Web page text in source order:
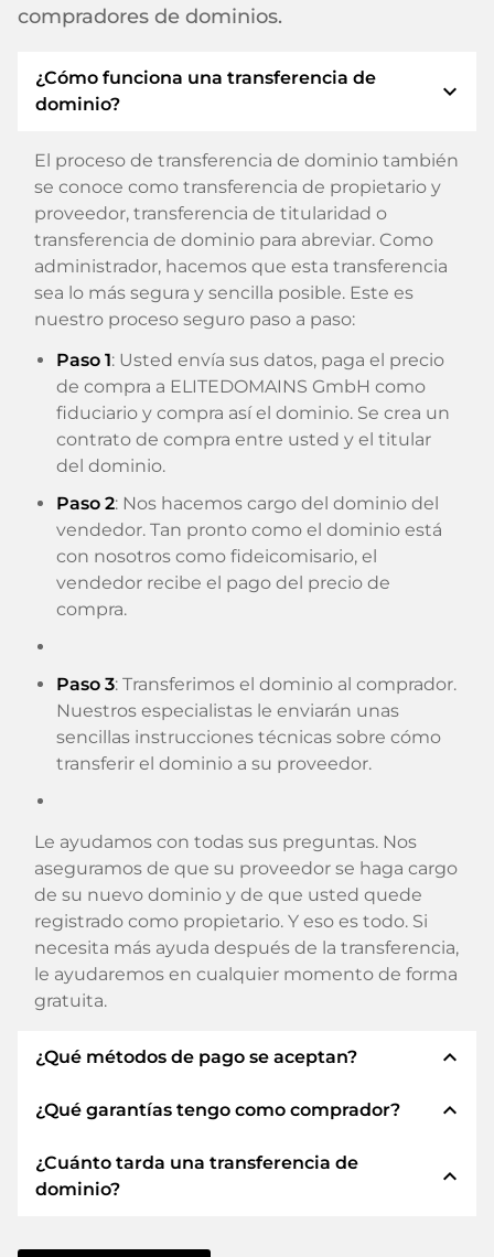
compradores de dominios.
¿Cómo funciona una transferencia de
dominio?
expand_more
El proceso de transferencia de dominio también
se conoce como transferencia de propietario y
proveedor, transferencia de titularidad o
transferencia de dominio para abreviar. Como
administrador, hacemos que esta transferencia
sea lo más segura y sencilla posible. Este es
nuestro proceso seguro paso a paso:
Paso 1: Usted envía sus datos, paga el precio
de compra a ELITEDOMAINS GmbH como
fiduciario y compra así el dominio. Se crea un
contrato de compra entre usted y el titular
del dominio.
Paso 2: Nos hacemos cargo del dominio del
vendedor. Tan pronto como el dominio está
con nosotros como fideicomisario, el
vendedor recibe el pago del precio de
compra.
Paso 3: Transferimos el dominio al comprador.
Nuestros especialistas le enviarán unas
sencillas instrucciones técnicas sobre cómo
transferir el dominio a su proveedor.
Le ayudamos con todas sus preguntas. Nos
aseguramos de que su proveedor se haga cargo
de su nuevo dominio y de que usted quede
registrado como propietario. Y eso es todo. Si
necesita más ayuda después de la transferencia,
le ayudaremos en cualquier momento de forma
gratuita.
¿Qué métodos de pago se aceptan? expand_less
Utilizamos SEPA como prepago y utilizamos
para los métodos de pago disponibles como:
Tarjetas de crédito, PayPal, Klarna, ApplePay,
¿Qué garantías tengo como comprador? expand_less
Siempre le garantizamos como comprador las
siguientes seguridades. Esto es lo que
¿Cuánto tarda una transferencia de
dominio?
expand_less
La transferencia de dominio a un nuevo